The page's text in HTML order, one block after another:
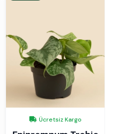
Ücretsiz Kargo